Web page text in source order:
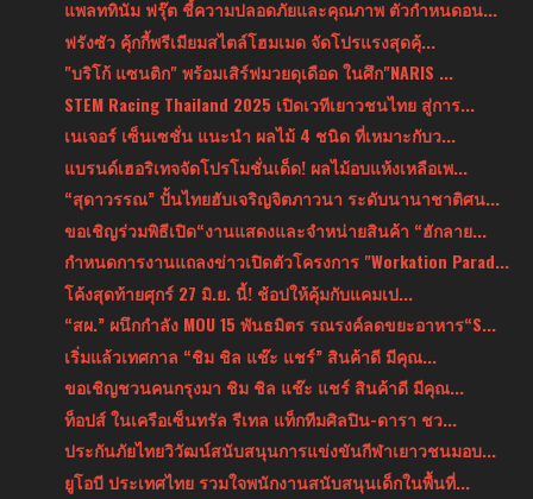
แพลททินัม ฟรุ๊ต ชี้ความปลอดภัยและคุณภาพ ตัวกำหนดอน...
ฟรังซัว คุ้กกี้พรีเมียมสไตล์โฮมเมด จัดโปรแรงสุดคุ้...
"บริโก้ แซนติก" พร้อมเสิร์ฟมวยดุเดือด ในศึก"NARIS ...
STEM Racing Thailand 2025 เปิดเวทีเยาวชนไทย สู่การ...
เนเจอร์ เซ็นเซชั่น แนะนำ ผลไม้ 4 ชนิด ที่เหมาะกับว...
แบรนด์เฮอริเทจจัดโปรโมชั่นเด็ด! ผลไม้อบแห้งเหลือเพ...
“สุดาวรรณ” ปั้นไทยฮับเจริญจิตภาวนา ระดับนานาชาติศน...
ขอเชิญร่วมพิธีเปิด“งานแสดงและจำหน่ายสินค้า “ฮักลาย...
กำหนดการงานแถลงข่าวเปิดตัวโครงการ "Workation Parad...
โค้งสุดท้ายศุกร์ 27 มิ.ย. นี้! ช้อปให้คุ้มกับแคมเป...
“สผ.” ผนึกกำลัง MOU 15 พันธมิตร รณรงค์ลดขยะอาหาร“S...
เริ่มแล้วเทศกาล “ชิม ชิล แช๊ะ แชร์” สินค้าดี มีคุณ...
ขอเชิญชวนคนกรุงมา ชิม ชิล แช๊ะ แชร์ สินค้าดี มีคุณ...
ท็อปส์ ในเครือเซ็นทรัล รีเทล แท็กทีมศิลปิน-ดารา ชว...
ประกันภัยไทยวิวัฒน์สนับสนุนการแข่งขันกีฬาเยาวชนมอบ...
ยูโอบี ประเทศไทย รวมใจพนักงานสนับสนุนเด็กในพื้นที่...